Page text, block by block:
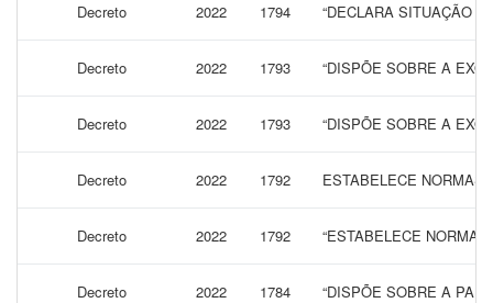
Decreto 2022 1794 “DECLARA SITUAÇÃO
Decreto 2022 1793 “DISPÕE SOBRE A
Decreto 2022 1793 “DISPÕE SOBRE A
Decreto 2022 1792 ESTABELECE NORMAS
Decreto 2022 1792 “ESTABELECE
Decreto 2022 1784 “DISPÕE SOBRE A